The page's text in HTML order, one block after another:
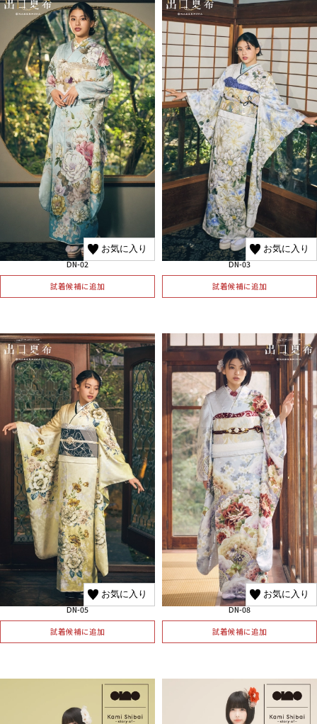
お気に入り
DN-02
試着候補に追加
お気に入り
DN-03
試着候補に追加
お気に入り
DN-05
試着候補に追加
お気に入り
DN-08
試着候補に追加